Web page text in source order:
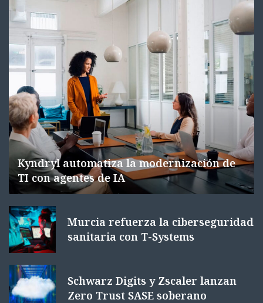
Kyndryl automatiza la modernización de
TI con agentes de IA
Murcia refuerza la ciberseguridad
sanitaria con T-Systems
Schwarz Digits y Zscaler lanzan
Zero Trust SASE soberano